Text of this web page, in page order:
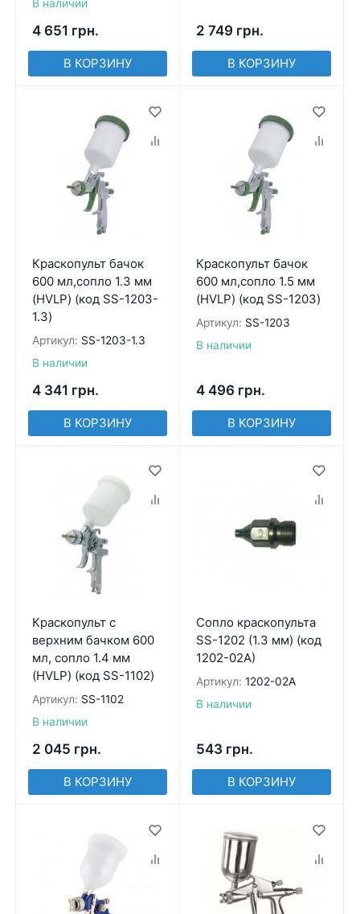
В наличии
4 651 грн.
В КОРЗИНУ
2 749 грн.
В КОРЗИНУ
Краскопульт бачок
600 мл,сопло 1.3 мм
(HVLP) (код SS-1203-
1.3)
Артикул: SS-1203-1.3
В наличии
4 341 грн.
В КОРЗИНУ
Краскопульт бачок
600 мл,сопло 1.5 мм
(HVLP) (код SS-1203)
Артикул: SS-1203
В наличии
4 496 грн.
В КОРЗИНУ
Краскопульт с
верхним бачком 600
мл, сопло 1.4 мм
(HVLP) (код SS-1102)
Артикул: SS-1102
В наличии
2 045 грн.
В КОРЗИНУ
Сопло краскопульта
SS-1202 (1.3 мм) (код
1202-02A)
Артикул: 1202-02A
В наличии
543 грн.
В КОРЗИНУ